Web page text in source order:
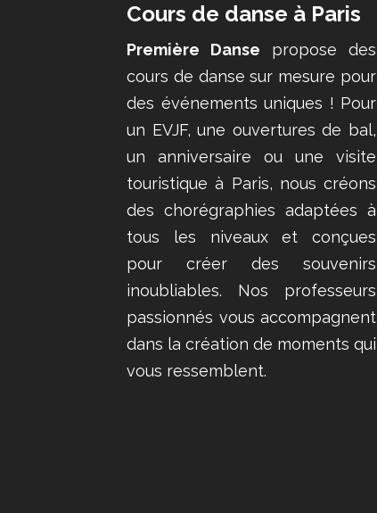
Cours de danse à Paris
Première Danse propose des
cours de danse sur mesure pour
des événements uniques ! Pour
un EVJF, une ouvertures de bal,
un anniversaire ou une visite
touristique à Paris, nous créons
des chorégraphies adaptées à
tous les niveaux et conçues
pour créer des souvenirs
inoubliables. Nos professeurs
passionnés vous accompagnent
dans la création de moments qui
vous ressemblent.